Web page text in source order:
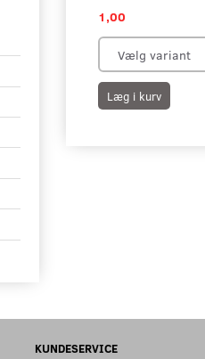
1,00
Læg i kurv
KUNDESERVICE